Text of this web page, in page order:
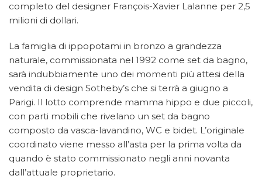
completo del designer François-Xavier Lalanne per 2,5
milioni di dollari.
La famiglia di ippopotami in bronzo a grandezza
naturale, commissionata nel 1992 come set da bagno,
sarà indubbiamente uno dei momenti più attesi della
vendita di design Sotheby’s che si terrà a giugno a
Parigi. Il lotto comprende mamma hippo e due piccoli,
con parti mobili che rivelano un set da bagno
composto da vasca-lavandino, WC e bidet. L’originale
coordinato viene messo all’asta per la prima volta da
quando è stato commissionato negli anni novanta
dall’attuale proprietario.